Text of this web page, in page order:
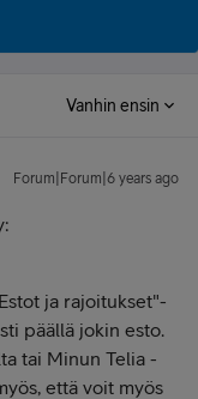
Vanhin ensin
Forum|Forum|6 years ago
ja rajoitukset"-
päällä jokin esto.
tai Minun Telia -
että voit myös